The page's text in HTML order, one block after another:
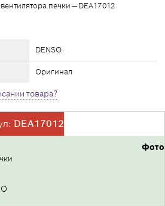
печки — DEA17012
DENSO
Оригинал
товара?
DEA17012
Фото